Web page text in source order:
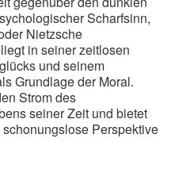
Scharfsinn,
Nietzsche
in seiner zeitlosen
und seinem
Grundlage der Moral.
Strom des
seiner Zeit und bietet
Perspektive